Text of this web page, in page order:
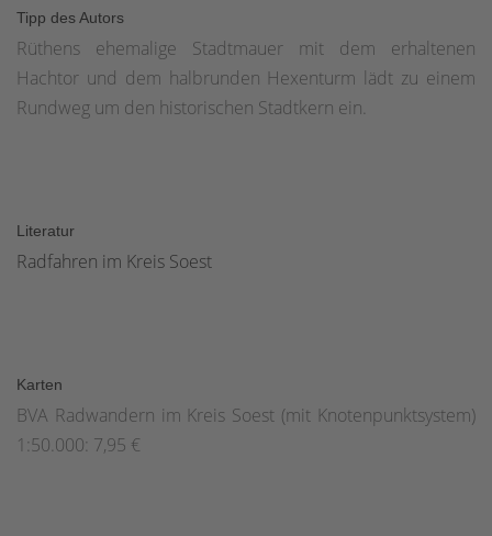
Tipp des Autors
Rüthens ehemalige Stadtmauer mit dem erhaltenen
Hachtor und dem halbrunden Hexenturm lädt zu einem
Rundweg um den historischen Stadtkern ein.
Literatur
Radfahren im Kreis Soest
Karten
BVA Radwandern im Kreis Soest (mit Knotenpunktsystem)
1:50.000: 7,95 €